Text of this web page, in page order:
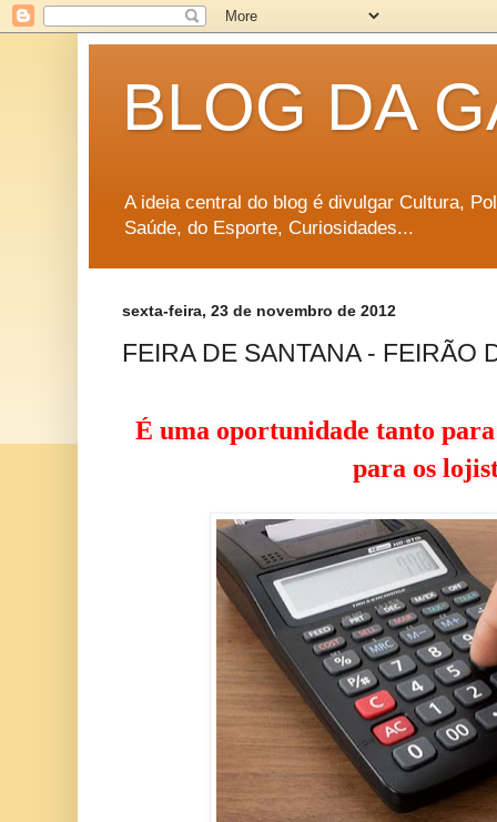
BLOG DA
A ideia central do blog é divulgar Cultura,
Saúde, do Esporte, Curiosidades...
sexta-feira, 23 de novembro de 2012
FEIRA DE SANTANA - FEIRÃO
É uma oportunidade tanto
para os